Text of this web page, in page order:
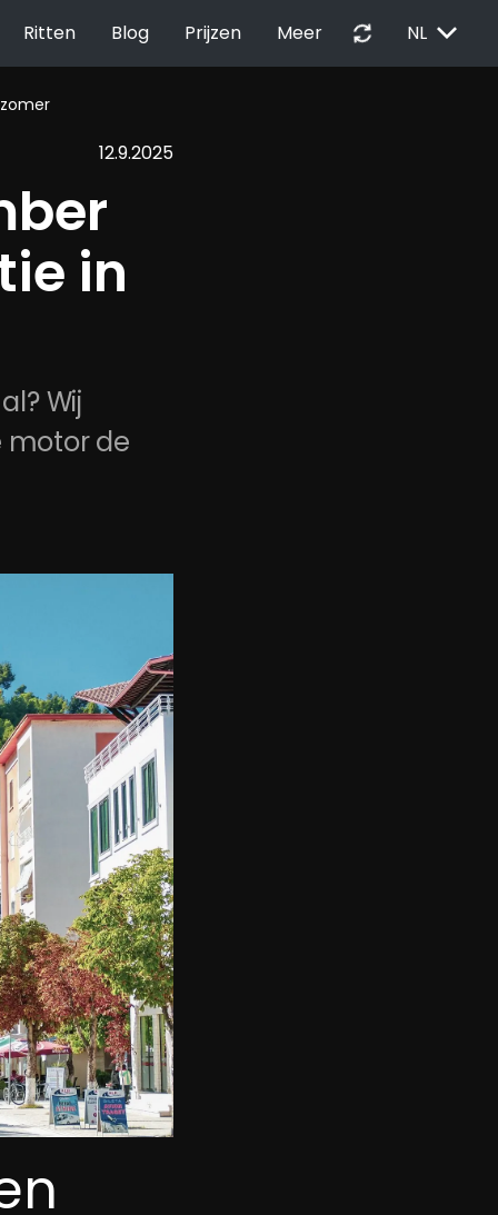
Ritten Blog Prijzen Meer autorenew NL EXPAND_MORE
12.9.2025
in
Wij
motor de